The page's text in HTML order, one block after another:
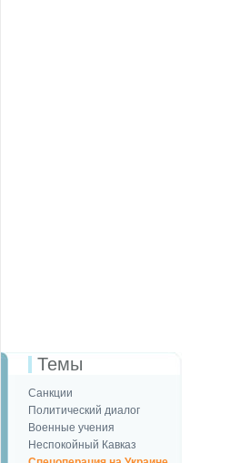
Темы
Санкции
Политический диалог
Военные учения
Неспокойный Кавказ